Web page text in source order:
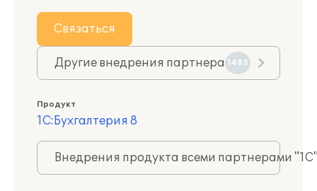
Связаться
Другие внедрения партнера 1483
Продукт
1С:Бухгалтерия 8
Внедрения продукта всеми партнерами